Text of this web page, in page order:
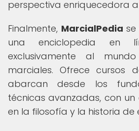
perspectiva enriquecedora
Finalmente, MarcialPedia
una enciclopedia en
exclusivamente al
marciales. Ofrece cursos
abarcan desde los
técnicas avanzadas, con
en la filosofía y la historia de